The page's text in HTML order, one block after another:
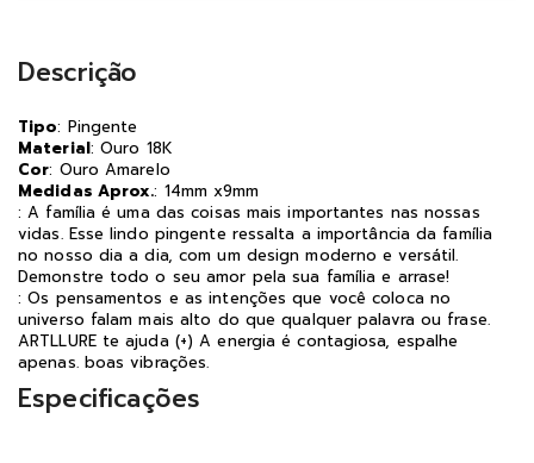
Descrição
Tipo: Pingente
Material: Ouro 18K
Cor: Ouro Amarelo
Medidas Aprox.: 14mm x9mm
: A família é uma das coisas mais importantes nas nossas
vidas. Esse lindo pingente ressalta a importância da família
no nosso dia a dia, com um design moderno e versátil.
Demonstre todo o seu amor pela sua família e arrase!
: Os pensamentos e as intenções que você coloca no
universo falam mais alto do que qualquer palavra ou frase.
ARTLLURE te ajuda (+) A energia é contagiosa, espalhe
apenas. boas vibrações.
Especificações